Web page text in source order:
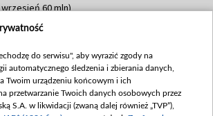
wrzesień 60 mln)
635 783 051,21 PLN
wrzesień 100 mln, październik 350
265 mln)
48 862 000,00 PLN
umowy: GRUDZIEŃ 2025
do serwisu", aby wyrazić zgody na
automatycznego śledzenia i zbierania danych,
Twoim urządzeniu końcowym i ich
przetwarzanie Twoich danych osobowych przez
S.A. w likwidacji (zwaną dalej również „TVP”),